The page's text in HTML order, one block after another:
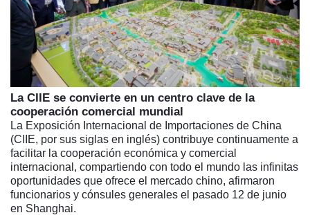
La CIIE se convierte en un centro clave de la
cooperación comercial mundial
La Exposición Internacional de Importaciones de China
(CIIE, por sus siglas en inglés) contribuye continuamente a
facilitar la cooperación económica y comercial
internacional, compartiendo con todo el mundo las infinitas
oportunidades que ofrece el mercado chino, afirmaron
funcionarios y cónsules generales el pasado 12 de junio
en Shanghai.